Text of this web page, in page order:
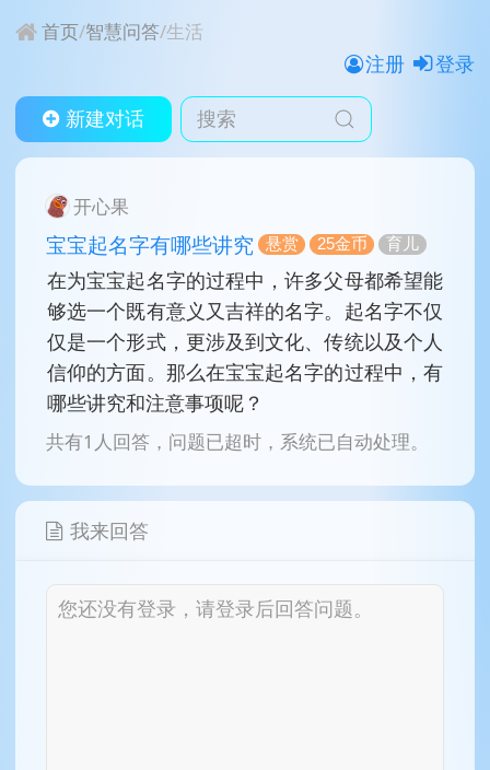
首页/智慧问答/生活
注册 登录
新建对话
开心果
宝宝起名字有哪些讲究 悬赏 25金币 育儿
在为宝宝起名字的过程中，许多父母都希望能
够选一个既有意义又吉祥的名字。起名字不仅
仅是一个形式，更涉及到文化、传统以及个人
信仰的方面。那么在宝宝起名字的过程中，有
哪些讲究和注意事项呢？
共有1人回答，问题已超时，系统已自动处理。
我来回答